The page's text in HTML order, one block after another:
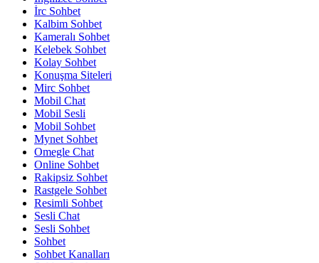
İrc Sohbet
Kalbim Sohbet
Kameralı Sohbet
Kelebek Sohbet
Kolay Sohbet
Konuşma Siteleri
Mirc Sohbet
Mobil Chat
Mobil Sesli
Mobil Sohbet
Mynet Sohbet
Omegle Chat
Online Sohbet
Rakipsiz Sohbet
Rastgele Sohbet
Resimli Sohbet
Sesli Chat
Sesli Sohbet
Sohbet
Sohbet Kanalları